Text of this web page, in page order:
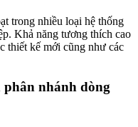
trong nhiều loại hệ thống
Khả năng tương thích cao
thiết kế mới cũng như các
phân nhánh dòng